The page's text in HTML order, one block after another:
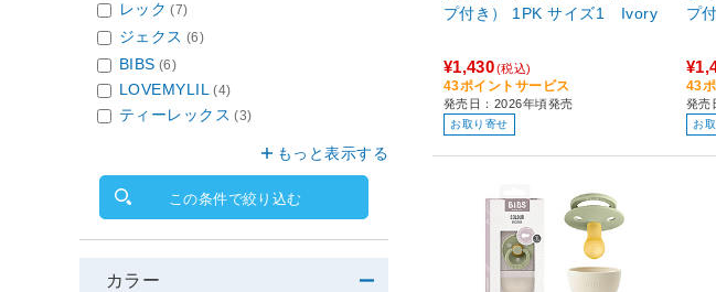
プ付き） 1PK サイズ1 Ivory
¥1,430(税込)
43ポイントサービス
発売日：2026年頃発売
お取り寄せ
プ
43
発売
お
レック (7)
ジェクス (6)
BIBS (6)
LOVEMYLIL (4)
ティーレックス (3)
もっと表示する
この条件で絞り込む
カラー